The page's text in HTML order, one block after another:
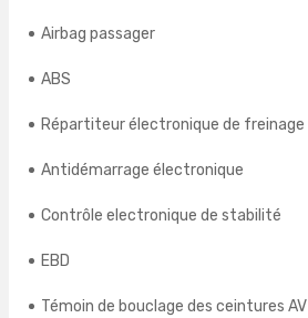
Airbag passager
ABS
Répartiteur électronique de freinage
Antidémarrage électronique
Contrôle electronique de stabilité
EBD
Témoin de bouclage des ceintures AV